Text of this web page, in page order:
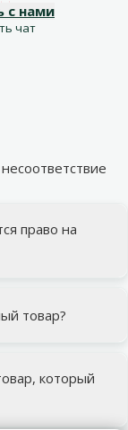
с нами
чат
право на
товар?
который